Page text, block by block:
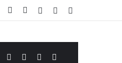
TelegramWhatsAppGoogle Noticias
AccesoPublicación al
TelegramWhatsAppGoogle Noticias
Switch skin